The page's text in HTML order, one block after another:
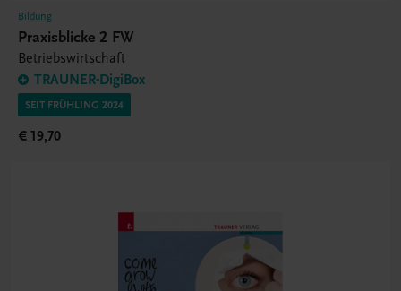
Bildung
Praxisblicke 2 FW
Betriebswirtschaft
TRAUNER-DigiBox
SEIT FRÜHLING 2024
€ 19,70